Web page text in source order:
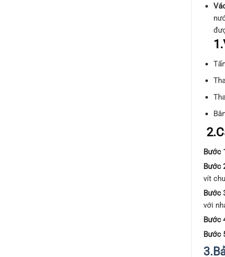
Bước
Bước
vít
Bước
với
Bước
Bước